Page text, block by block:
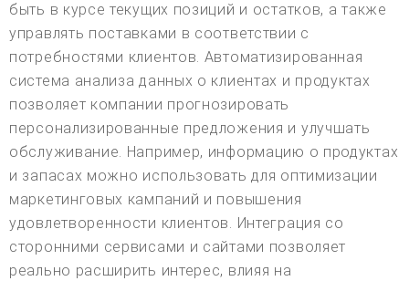
быть в курсе текущих позиций и остатков, а также
управлять поставками в соответствии с
потребностями клиентов. Автоматизированная
система анализа данных о клиентах и продуктах
позволяет компании прогнозировать
персонализированные предложения и улучшать
обслуживание. Например, информацию о продуктах
и запасах можно использовать для оптимизации
маркетинговых кампаний и повышения
удовлетворенности клиентов. Интеграция со
сторонними сервисами и сайтами позволяет
реально расширить интерес, влияя на